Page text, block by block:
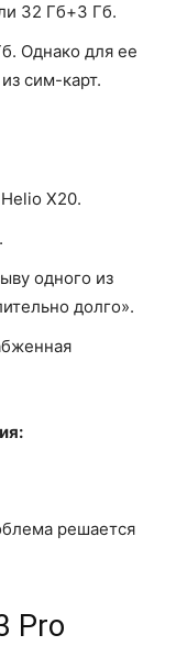
32 Гб+3 Гб.
Однако для ее
сим-карт.
X20.
одного из
долго».
решается
Pro